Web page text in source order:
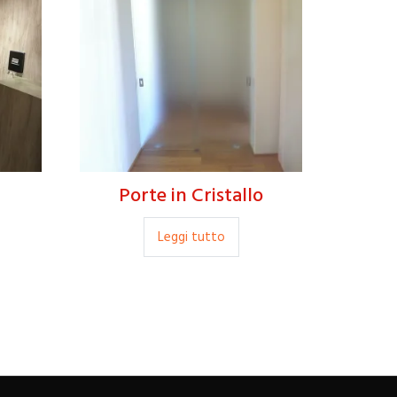
Porte in Cristallo
Leggi tutto